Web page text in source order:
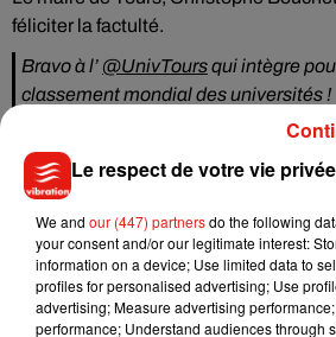
féliciter la factulté.
Bravo à l’ @UnivToursqui intègre
classement mondial des universités !
— Christophe Bouchet
Musique
Le respect de votre vie
We and our (447) partnersdo the following
your consent and/or our legitimate interest:
information on a device; Use limited data to
profiles for personalised advertising; Use
advertising; Measure advertising
performance; Understand audiences through